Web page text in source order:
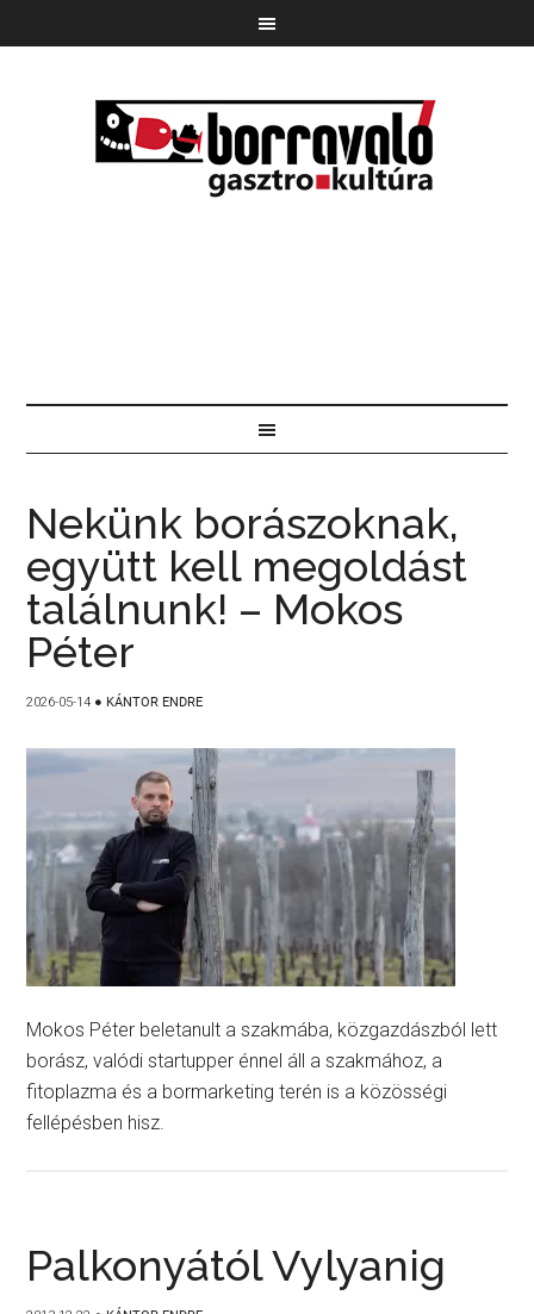
Nekünk borászoknak,
együtt kell megoldást
találnunk! – Mokos
Péter
2026-05-14 ● KÁNTOR ENDRE
Mokos Péter beletanult a szakmába, közgazdászból lett
borász, valódi startupper énnel áll a szakmához, a
fitoplazma és a bormarketing terén is a közösségi
fellépésben hisz.
Palkonyától Vylyanig